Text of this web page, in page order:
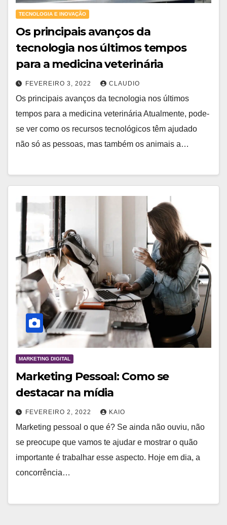
TECNOLOGIA E INOVAÇÃO
Os principais avanços da
tecnologia nos últimos tempos
para a medicina veterinária
FEVEREIRO 3, 2022 CLAUDIO
Os principais avanços da tecnologia nos últimos
tempos para a medicina veterinária Atualmente, pode-
se ver como os recursos tecnológicos têm ajudado
não só as pessoas, mas também os animais a…
MARKETING DIGITAL
Marketing Pessoal: Como se
destacar na mídia
FEVEREIRO 2, 2022 KAIO
Marketing pessoal o que é? Se ainda não ouviu, não
se preocupe que vamos te ajudar e mostrar o quão
importante é trabalhar esse aspecto. Hoje em dia, a
concorrência…